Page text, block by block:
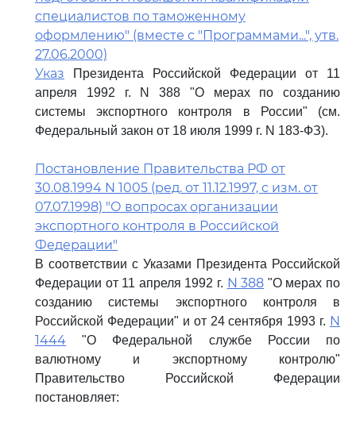
специалистов по таможенному
оформлению" (вместе с "Программами...", утв.
27.06.2000)
Указ Президента Российской Федерации от 11
апреля 1992 г. N 388 "О мерах по созданию
системы экспортного контроля в России" (см.
Федеральный закон от 18 июля 1999 г. N 183-ФЗ).
Постановление Правительства РФ от
30.08.1994 N 1005 (ред. от 11.12.1997, с изм. от
07.07.1998) "О вопросах организации
экспортного контроля в Российской
Федерации"
В соответствии с Указами Президента Российской
Федерации от 11 апреля 1992 г. N 388 "О мерах по
созданию системы экспортного контроля в
Российской Федерации" и от 24 сентября 1993 г. N
1444 "О Федеральной службе России по
валютному и экспортному контролю"
Правительство Российской Федерации
постановляет: